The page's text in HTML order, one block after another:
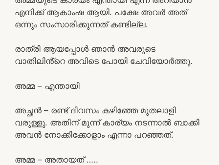
എനിക്ക് ആകാംഷ ആയി. പക്ഷേ അവർ അത്
ഒന്നും സംസാരിക്കുന്നത് കണ്ടില്ല.
രാത്രി ആയപ്പോൾ ഞാൻ അവരുടെ
വാതിലിൻ്റെ അവിടെ പോയി ചേവിയോർത്തു.
അമ്മ – എന്തായി
അച്ഛൻ – രണ്ട് ദിവസം കഴിഞ്ഞേ മുതലാളി
വരുള്ളു. അതിന് മുന്ന് കാര്യം നടന്നാൽ ബാക്കി
അവൻ നോക്കിക്കോളാം എന്നാ പറഞ്ഞത്.
അമ്മ – അതായത് …..